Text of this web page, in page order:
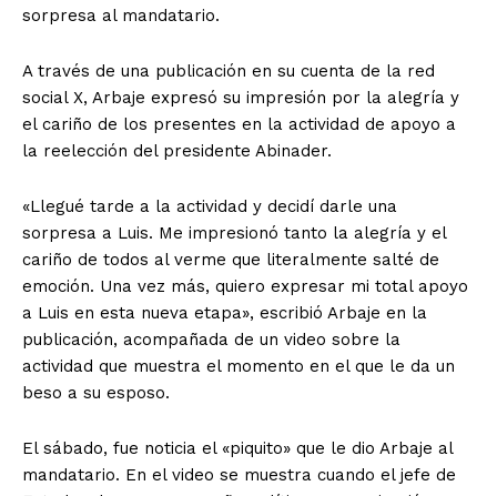
sorpresa al mandatario.
A través de una publicación en su cuenta de la red
social X, Arbaje expresó su impresión por la alegría y
el cariño de los presentes en la actividad de apoyo a
la reelección del presidente Abinader.
«Llegué tarde a la actividad y decidí darle una
sorpresa a Luis. Me impresionó tanto la alegría y el
cariño de todos al verme que literalmente salté de
emoción. Una vez más, quiero expresar mi total apoyo
a Luis en esta nueva etapa», escribió Arbaje en la
publicación, acompañada de un video sobre la
actividad que muestra el momento en el que le da un
beso a su esposo.
El sábado, fue noticia el «piquito» que le dio Arbaje al
mandatario. En el video se muestra cuando el jefe de